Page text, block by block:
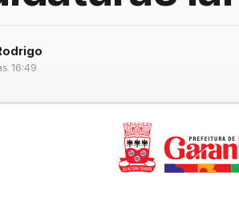
16:49